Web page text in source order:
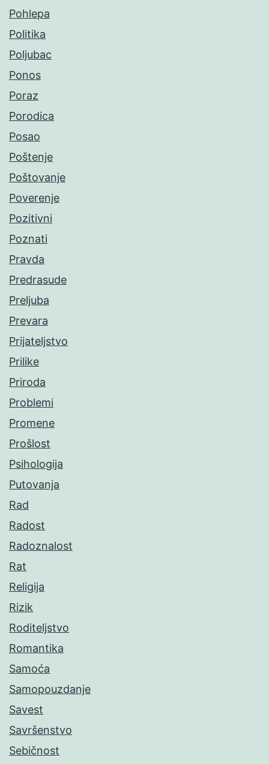
Pohlepa
Politika
Poljubac
Ponos
Poraz
Porodica
Posao
Poštenje
Poštovanje
Poverenje
Pozitivni
Poznati
Pravda
Predrasude
Preljuba
Prevara
Prijateljstvo
Prilike
Priroda
Problemi
Promene
Prošlost
Psihologija
Putovanja
Rad
Radost
Radoznalost
Rat
Religija
Rizik
Roditeljstvo
Romantika
Samoća
Samopouzdanje
Savest
Savršenstvo
Sebičnost